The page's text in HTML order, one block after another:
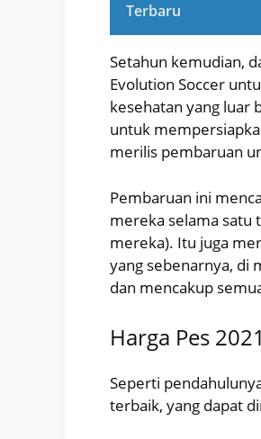
Terbaru
Setahun kemudian,
Evolution Soccer
kesehatan yang luar
untuk
merilis pembaruan
Pembaruan ini
mereka selama satu
mereka). Itu juga
yang sebenarnya, di
dan mencakup
Harga Pes
Seperti
terbaik, yang dapat